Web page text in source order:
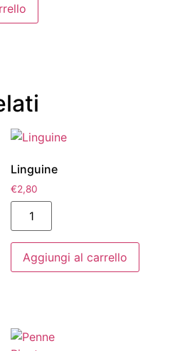
Linguine
€2,80
Aggiungi al carrello